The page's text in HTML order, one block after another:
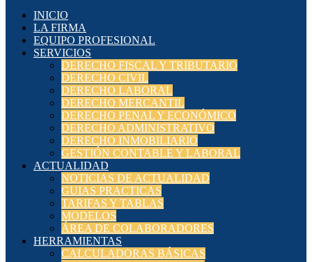
INICIO
LA FIRMA
EQUIPO PROFESIONAL
SERVICIOS
DERECHO FISCAL Y TRIBUTARIO
DERECHO CIVIL
DERECHO LABORAL
DERECHO MERCANTIL
DERECHO PENAL Y ECONÓMICO
DERECHO ADMINISTRATIVO
DERECHO INMOBILIARIO
GESTIÓN CONTABLE Y LABORAL
ACTUALIDAD
NOTICIAS DE ACTUALIDAD
GUIAS PRACTICAS
TARIFAS Y TABLAS
MODELOS
ÁREA DE COLABORADORES
HERRAMIENTAS
CALCULADORAS BÁSICAS